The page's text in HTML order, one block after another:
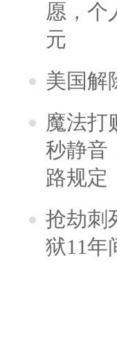
愿，个
元
美国解
魔法打
秒静音
路规定
抢劫刺
狱11年